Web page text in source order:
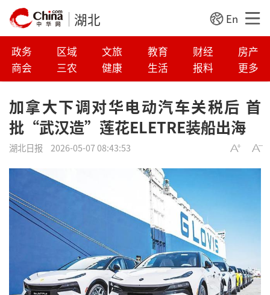
湖北 En
政务 区域 文旅 教育 财经
房产
商会
三农 健康 生活 报料 更多
加拿大下调对华电动汽车关税后 首
批“武汉造”莲花ELETRE装船出海
湖北日报 2026-05-07 08:43:53